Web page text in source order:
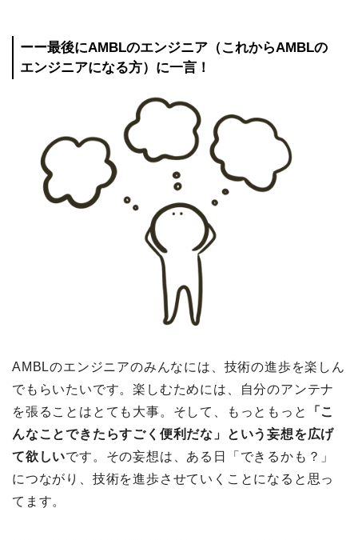
ーー最後にAMBLのエンジニア（これからAMBLの
エンジニアになる方）に一言！
AMBLのエンジニアのみんなには、技術の進歩を楽しん
でもらいたいです。楽しむためには、自分のアンテナ
を張ることはとても大事。そして、もっともっと
「こ
んなことできたらすごく便利だな」という妄想を広げ
て欲しいです。その妄想は、ある日「できるかも？」
につながり、技術を進歩させていくことになると思っ
てます。